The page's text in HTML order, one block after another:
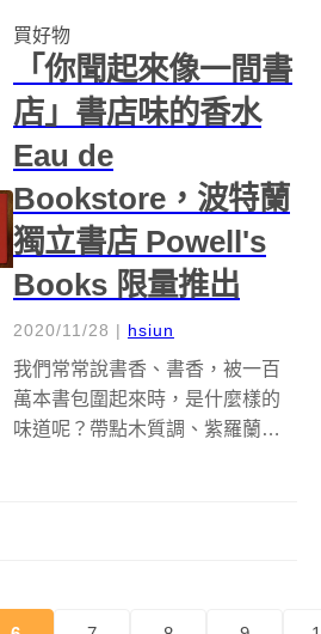
作陶器，從日常...
買好物
「你聞起來像一間書
店」書店味的香水
Eau de
Bookstore，波特蘭
獨立書店 Powell's
Books 限量推出
2020/11/28 | hsiun
我們常常說書香、書香，被一百
萬本書包圍起來時，是什麼樣的
味道呢？帶點木質調、紫羅蘭和